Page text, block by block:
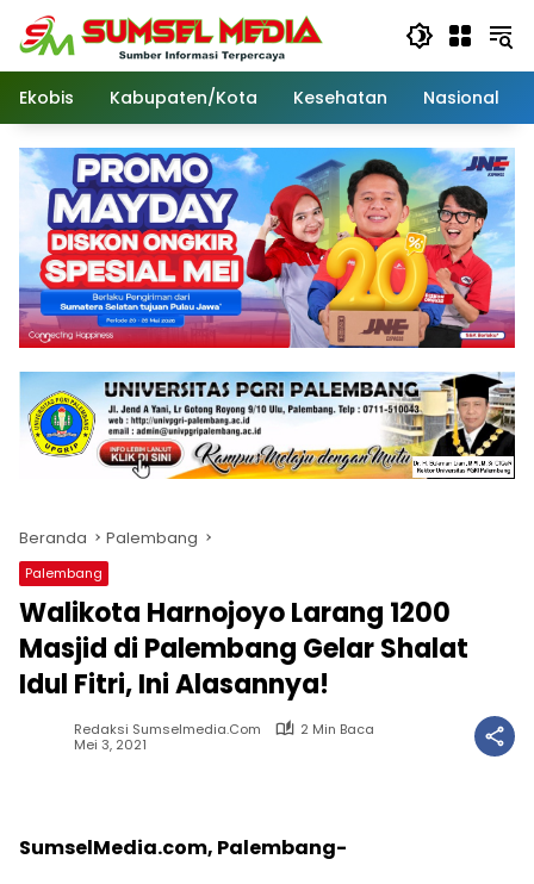
Langsung
konten
Ekobis
Kabupaten/Kota Kesehatan Nasional
Beranda Palembang
Palembang
Walikota Harnojoyo Larang 1200
Masjid di Palembang Gelar Shalat
Idul Fitri, Ini Alasannya!
Redaksi Sumselmedia.com
2 Min Baca
Mei 3, 2021
SumselMedia.com, Palembang-